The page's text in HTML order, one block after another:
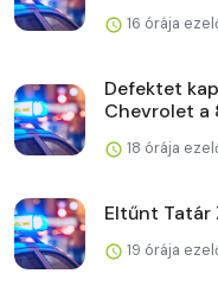
16 órája
Defektet
Chevrolet a
18 órája
Eltűnt Tatár
19 órája